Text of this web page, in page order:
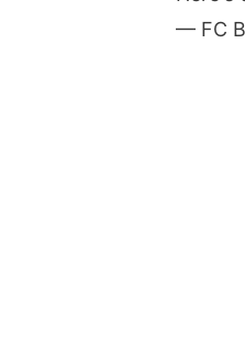
— FC